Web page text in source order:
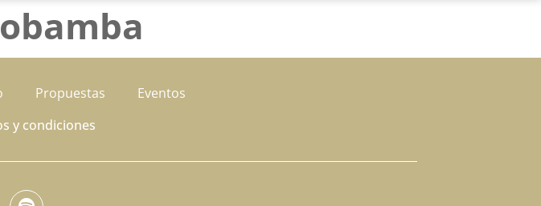
Propuestas
Eventos
y condiciones